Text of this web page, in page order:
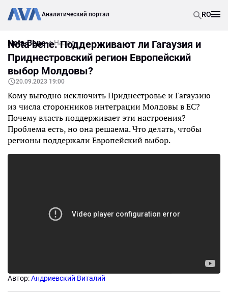
Аналитический портал RO
Nota Bene Назад
Nota bene. Поддерживают ли Гагаузия и
Приднестровский регион Европейский
выбор Молдовы?
20.09.2023 19:00
Кому выгодно исключить Приднестровье и Гагаузию
из числа сторонников интеграции Молдовы в ЕС?
Почему власть поддерживает эти настроения?
Проблема есть, но она решаема. Что делать, чтобы
регионы поддержали Европейский выбор.
Автор:Андриевский Виталий